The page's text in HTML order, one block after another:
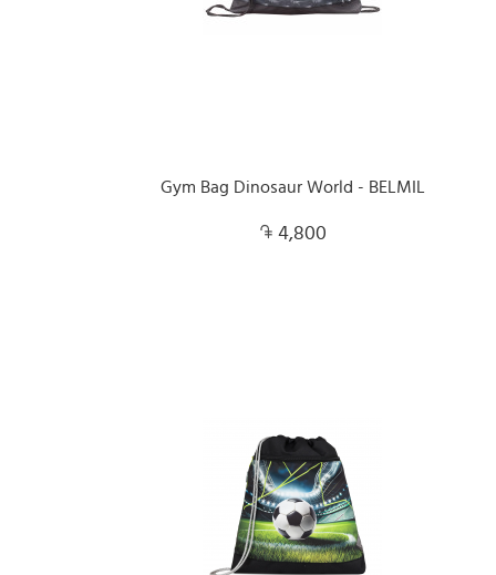
Gym Bag Dinosaur World - BELMIL
4,800